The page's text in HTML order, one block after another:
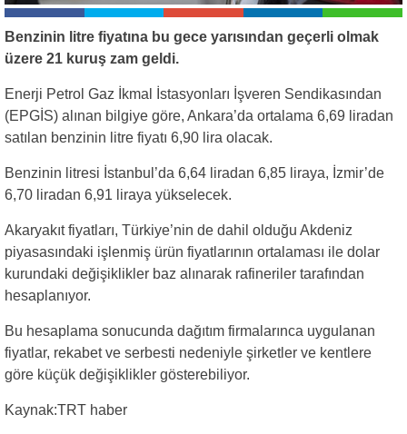
Benzinin litre fiyatına bu gece yarısından geçerli olmak
üzere 21 kuruş zam geldi.
Enerji Petrol Gaz İkmal İstasyonları İşveren Sendikasından
(EPGİS) alınan bilgiye göre, Ankara’da ortalama 6,69 liradan
satılan benzinin litre fiyatı 6,90 lira olacak.
Benzinin litresi İstanbul’da 6,64 liradan 6,85 liraya, İzmir’de
6,70 liradan 6,91 liraya yükselecek.
Akaryakıt fiyatları, Türkiye’nin de dahil olduğu Akdeniz
piyasasındaki işlenmiş ürün fiyatlarının ortalaması ile dolar
kurundaki değişiklikler baz alınarak rafineriler tarafından
hesaplanıyor.
Bu hesaplama sonucunda dağıtım firmalarınca uygulanan
fiyatlar, rekabet ve serbesti nedeniyle şirketler ve kentlere
göre küçük değişiklikler gösterebiliyor.
Kaynak:TRT haber